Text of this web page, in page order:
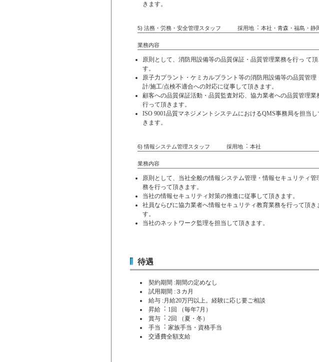
きます。
5) 法務・労務・安全管理スタッフ 採用地︓ 本社・
業務内容
原則として、消防用設備等の品質保証・品質管理業務を行っ て頂
す。
原子力プラント・ケミカルプラント等の消防用設備等の品質管理
計/施工/点検不適合への対応に従事して頂きます。
顧客への品質保証活動・品質監査対応、協力業者への品質管理業
行って頂きます。
ISO 9001品質マネジメントシステムにおけるQMS事務局を担当し
きます。
6) 情報システム管理スタッフ 採
業務内容
原則として、当社全般の情報システム管理・情報セキュリティ管
務を行って頂きます。
当社の情報セキュリティ対策の推進に従事して頂きます。
社員ならびに協力業者へ情報セキュリティ教育業務を行って頂き
す。
当社のネットワーク監理を担当して頂きます。
待遇
契約期間 :期間の定めなし
試用期間 :３カ月
給与 :月給20万円以上。経験に応じ要ご相談
昇給︓ 1回 （毎年7月）
賞与︓ 2回 （夏・冬）
手当︓ 家族手当・資格手当
交通費全額支給